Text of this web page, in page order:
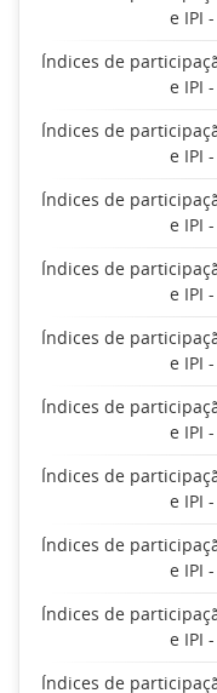
e IPI
Índices de
e IPI
Índices de
e IPI
Índices de
e IPI
Índices de
e IPI
Índices de
e IPI
Índices de
e IPI
Índices de
e IPI
Índices de
e IPI
Índices de
e IPI
Índices de